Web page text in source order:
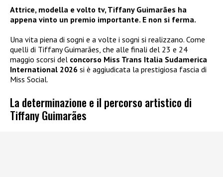
Attrice, modella e volto tv, Tiffany Guimarães ha
appena vinto un premio importante. E non si ferma.
Una vita piena di sogni e a volte i sogni si realizzano. Come
quelli di Tiffany Guimarães, che alle finali del 23 e 24
maggio scorsi del concorso Miss Trans Italia Sudamerica
International 2026 si è aggiudicata la prestigiosa fascia di
Miss Social.
La determinazione e il percorso artistico di
Tiffany Guimarães